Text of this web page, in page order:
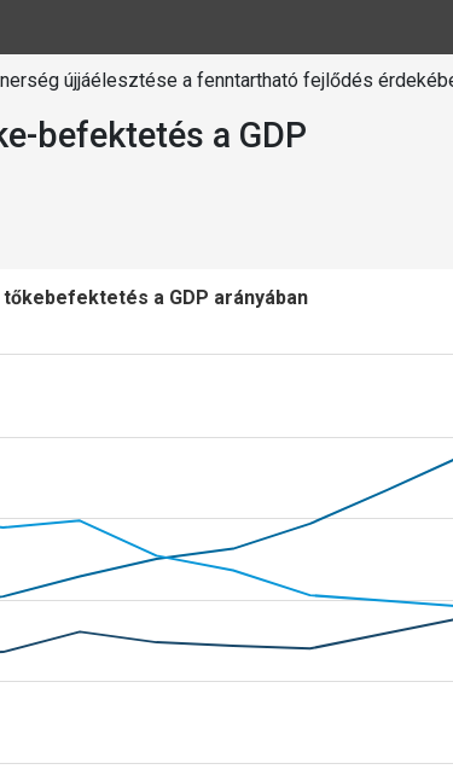
újjáélesztése a fenntartható fejlődés
befektetés a GDP
a GDP arányában